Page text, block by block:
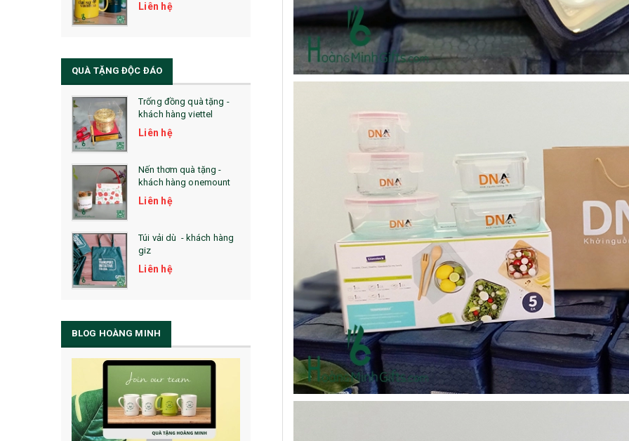
Liên hệ Liên hệ Liên hệ
QUÀ TẶNG ĐỘC ĐÁO
Trống đồng quà tặng -
khách hàng viettel
Liên hệ
Nến thơm quà tặng -
khách hàng onemount
Liên hệ
Túi vải dù - khách hàng
giz
Liên hệ
Mũ bảo hộ hàn quốc
sseda - onehousing
Liên hệ
Vòng đeo tay cao su in
logo - khách hàng sun
Liên hệ
Loa bluetooth kimiso
bs02 - kh vicem
Liên hệ
Móc khóa mica dẻo -
khách hàng viện quản trị
kinh doanh
Liên hệ
BLOG HOÀNG MINH